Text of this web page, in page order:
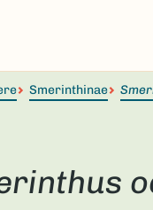
Smerinthinae